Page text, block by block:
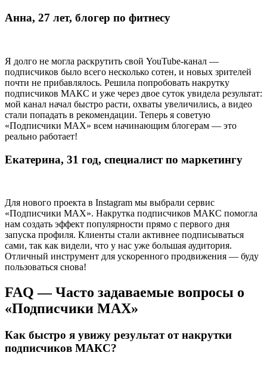
Анна, 27 лет, блогер по фитнесу
Я долго не могла раскрутить свой YouTube-канал —
подписчиков было всего несколько сотен, и новых зрителей
почти не прибавлялось. Решила попробовать накрутку
подписчиков МАКС и уже через двое суток увидела результат:
мой канал начал быстро расти, охваты увеличились, а видео
стали попадать в рекомендации. Теперь я советую
«Подписчики MAX» всем начинающим блогерам — это
реально работает!
Екатерина, 31 год, специалист по маркетингу
Для нового проекта в Instagram мы выбрали сервис
«Подписчики MAX». Накрутка подписчиков МАКС помогла
нам создать эффект популярности прямо с первого дня
запуска профиля. Клиенты стали активнее подписываться
сами, так как видели, что у нас уже большая аудитория.
Отличный инструмент для ускоренного продвижения — буду
пользоваться снова!
FAQ — Часто задаваемые вопросы о
«Подписчики MAX»
Как быстро я увижу результат от накрутки
подписчиков МАКС?